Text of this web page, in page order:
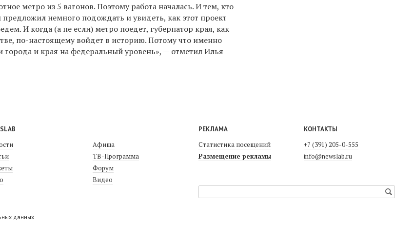
метро из 5 вагонов. Поэтому работа началась. И тем, кто
немного подождать и увидеть, как этот проект
И когда (а не если) метро поедет, губернатор края, как
по-настоящему войдет в историю. Потому что именно
и края на федеральный уровень», — отметил Илья
Афиша
ТВ-Программа
Форум
Видео
РЕКЛАМА
Статистика посещений
Размещение рекламы
КОНТАКТЫ
+7 (391) 205-0-555
info@newslab.ru
данных